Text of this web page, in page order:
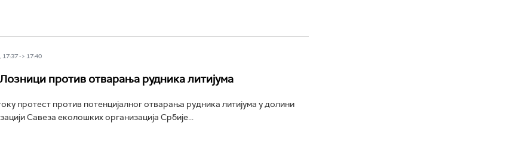
-> 17:40
против отварања рудника литијума
протест против потенцијалног отварања рудника литијума у долини
Савеза еколошких организација Србије...